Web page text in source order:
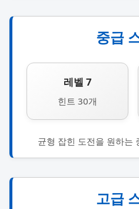
중급
레벨 7
힌트 30개
균형 잡힌 도전을 원하는
고급